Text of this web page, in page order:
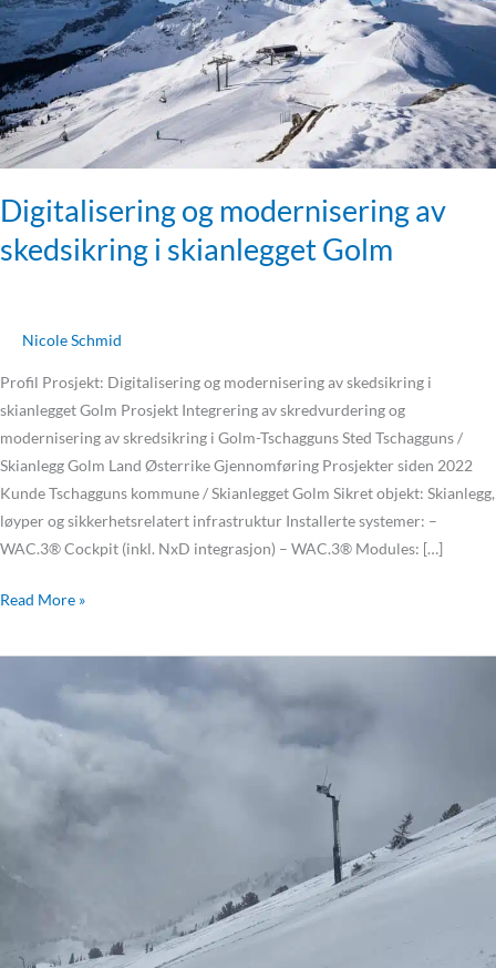
Digitalisering og modernisering av
skedsikring i skianlegget Golm
Nicole Schmid
Profil Prosjekt: Digitalisering og modernisering av skedsikring i
skianlegget Golm Prosjekt Integrering av skredvurdering og
modernisering av skredsikring i Golm-Tschagguns Sted Tschagguns /
Skianlegg Golm Land Østerrike Gjennomføring Prosjekter siden 2022
Kunde Tschagguns kommune / Skianlegget Golm Sikret objekt: Skianlegg,
løyper og sikkerhetsrelatert infrastruktur Installerte systemer: –
WAC.3® Cockpit (inkl. NxD integrasjon) – WAC.3® Modules: […]
skianlegget
Golm
Read More »
erstatter